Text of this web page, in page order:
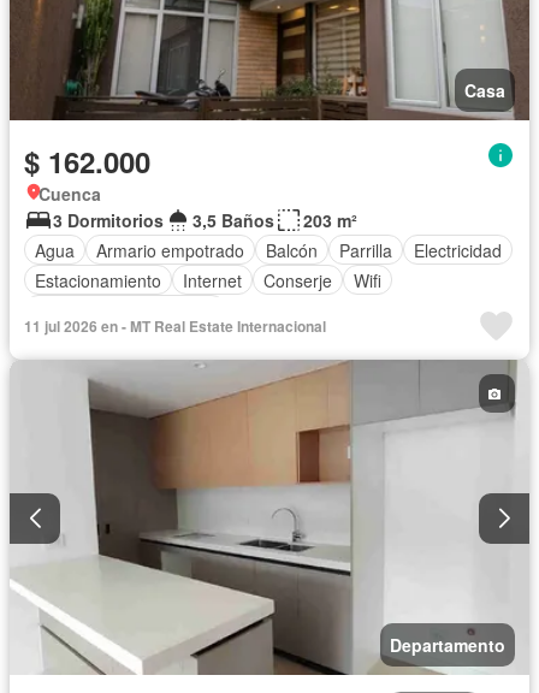
Casa
$ 162.000
Cuenca
3 Dormitorios
3,5 Baños
203 m²
Agua
Armario empotrado Balcón Parrilla
Electricidad
Estacionamiento
Internet Conserje
Wifi
11 jul 2026 en - MT Real Estate Internacional
Departamento